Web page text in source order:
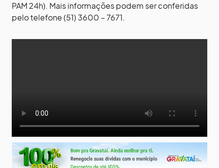
PAM 24h). Mais informações podem ser conferidas
pelo telefone (51) 3600 – 7671.